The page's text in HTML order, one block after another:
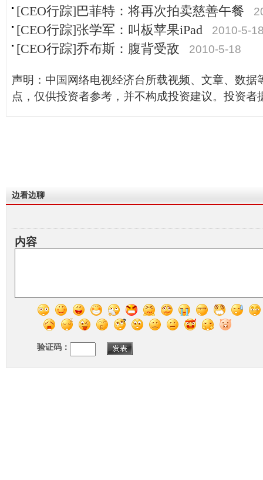
[CEO行踪]巴菲特：将再次拍卖慈善午餐
[CEO行踪]张学军：叫板苹果iPad 2010-5-
[CEO行踪]乔布斯：腹背受敌 2010-5-18
声明：中国网络电视经济台所载视频、文章、数据
点，仅供投资者参考，并不构成投资建议。投资者
边看边聊
内容
验证码：